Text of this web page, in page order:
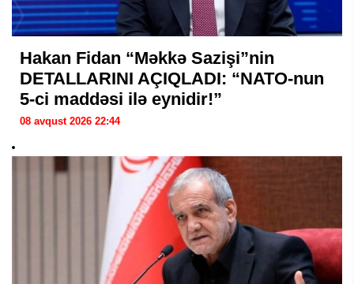
Hakan Fidan “Məkkə Sazişi”nin
DETALLARINI AÇIQLADI: “NATO-nun
5-ci maddəsi ilə eynidir!”
08 avqust 2026 22:44